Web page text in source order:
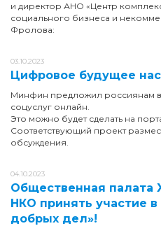
и директор АНО «Центр
социального бизнеса и
Фролова:
03.10.2023
Цифровое будущее
Минфин предложил россиянам
соцуслуг онлайн.
Это можно будет сделать на
Соответствующий проект
обсуждения.
04.10.2023
Общественная палата
НКО принять участие
добрых дел»!